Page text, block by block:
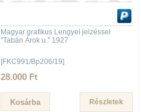
Magyar grafikus Lengyel jelzéssel
"Tabán Árok u." 1927
[FKC991/Bp206/19]
28.000 Ft
Részletek